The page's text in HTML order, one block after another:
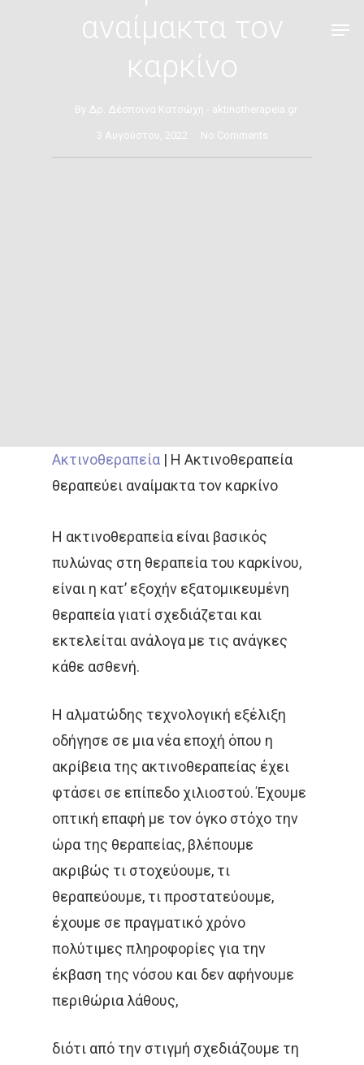
αναίμακτα τον
καρκίνο
By Δρ. Δέσποινα Κατσώχη - aktinotherapeia.gr
3 Αυγούστου, 2022 No Comments
Ακτινοθεραπεία | Η Ακτινοθεραπεία
θεραπεύει αναίμακτα τον καρκίνο
Η ακτινοθεραπεία είναι βασικός
πυλώνας στη θεραπεία του καρκίνου,
είναι η κατ’ εξοχήν εξατομικευμένη
θεραπεία γιατί σχεδιάζεται και
εκτελείται ανάλογα με τις ανάγκες
κάθε ασθενή.
Η αλματώδης τεχνολογική εξέλιξη
οδήγησε σε μια νέα εποχή όπου η
ακρίβεια της ακτινοθεραπείας έχει
φτάσει σε επίπεδο χιλιοστού. Έχουμε
οπτική επαφή με τον όγκο στόχο την
ώρα της θεραπείας, βλέπουμε
ακριβώς τι στοχεύουμε, τι
θεραπεύουμε, τι προστατεύουμε,
έχουμε σε πραγματικό χρόνο
πολύτιμες πληροφορίες για την
έκβαση της νόσου και δεν αφήνουμε
περιθώρια λάθους,
διότι από την στιγμή σχεδιάζουμε τη